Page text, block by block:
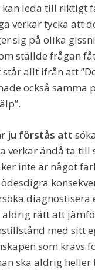
kan leda till riktigt
verkar tycka att
sig på olika
ställde frågan
allt ifrån att
också samma
ju förstås att
verkar ändå ta till
inte är något
diagnostisera
aldrig rätt att
med sitt
som krävs
ska aldrig heller